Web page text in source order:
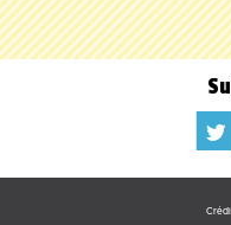
a